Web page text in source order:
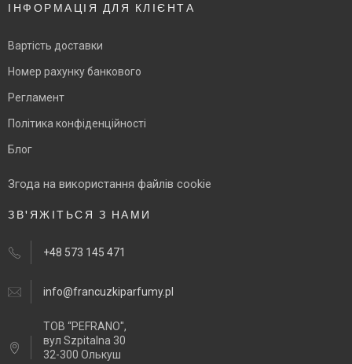
ІНФОРМАЦІЯ ДЛЯ КЛІЄНТА
Вартість доставки
Номер рахунку банкового
Регламент
Політика конфіденційності
Блог
Згода на використання файлів cookie
ЗВ'ЯЖІТЬСЯ З НАМИ
+48 573 145 471
info@francuzkiparfumy.pl
ТОВ “PEFRANO",
вул Szpitalna 30
32-300 Олькуш